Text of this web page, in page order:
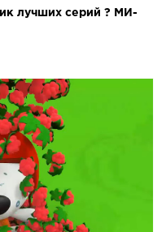
лучших серий ? МИ-